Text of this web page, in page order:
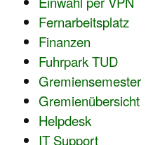
Fernarbeitsplatz
Finanzen
Fuhrpark TUD
Gremiensemester
Gremienübersicht
Helpdesk
IT Support